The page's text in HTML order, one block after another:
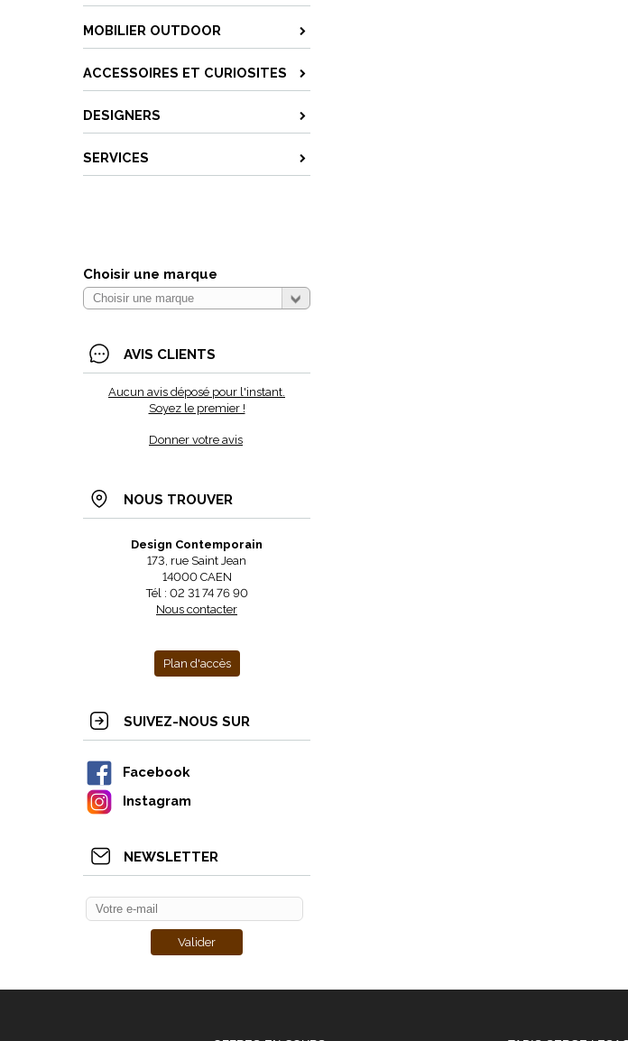
MOBILIER OUTDOOR
ACCESSOIRES ET CURIOSITES
DESIGNERS
SERVICES
Choisir une marque
AVIS CLIENTS
Aucun avis déposé pour l'instant.
Soyez le premier !
Donner votre avis
NOUS TROUVER
Design Contemporain
173, rue Saint Jean
14000 CAEN
Tél : 02 31 74 76 90
Nous contacter
Plan d'accès
SUIVEZ-NOUS SUR
Facebook
Instagram
NEWSLETTER